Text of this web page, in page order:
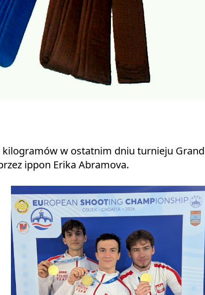
kilogramów w ostatnim dniu turnieju Grand
ippon Erika Abramova.